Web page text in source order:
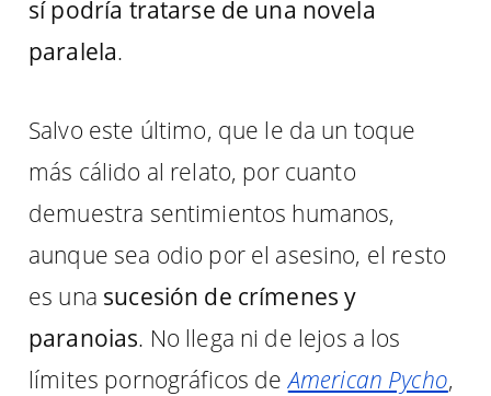
sí podría tratarse de una novela
paralela.
Salvo este último, que le da un toque
más cálido al relato, por cuanto
demuestra sentimientos humanos,
aunque sea odio por el asesino, el resto
es una sucesión de crímenes y
paranoias. No llega ni de lejos a los
límites pornográficos deAmerican Pycho,